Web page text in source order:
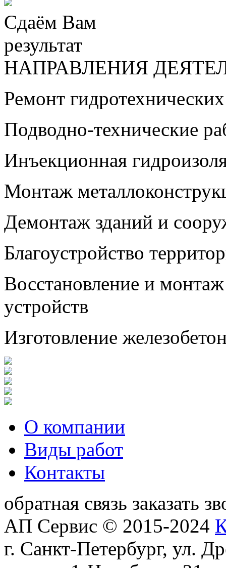
Сдаём Вам
результат
НАПРАВЛЕНИЯ
Ремонт
Подводно-технические
Инъекционная
Монтаж
Демонтаж зданий и
Благоустройство
Восстановление и
устройств
Изготовление
О компании
Виды работ
Контакты
обратная связь заказать
АП Сервис © 2015-2024
г. Санкт-Петербург, ул.